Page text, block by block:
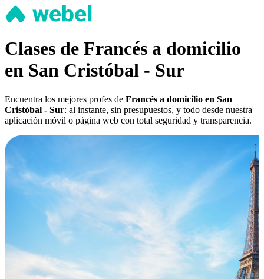
Clases de Francés a domicilio
en San Cristóbal - Sur
Encuentra los mejores profes de Francés a domicilio en San
Cristóbal - Sur: al instante, sin presupuestos, y todo desde nuestra
aplicación móvil o página web con total seguridad y transparencia.